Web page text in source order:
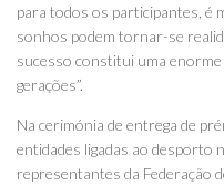
para todos os participantes, é
sonhos podem tornar-se
sucesso constitui uma
gerações”.
Na cerimónia de entrega de
entidades ligadas ao desporto
representantes da Federação